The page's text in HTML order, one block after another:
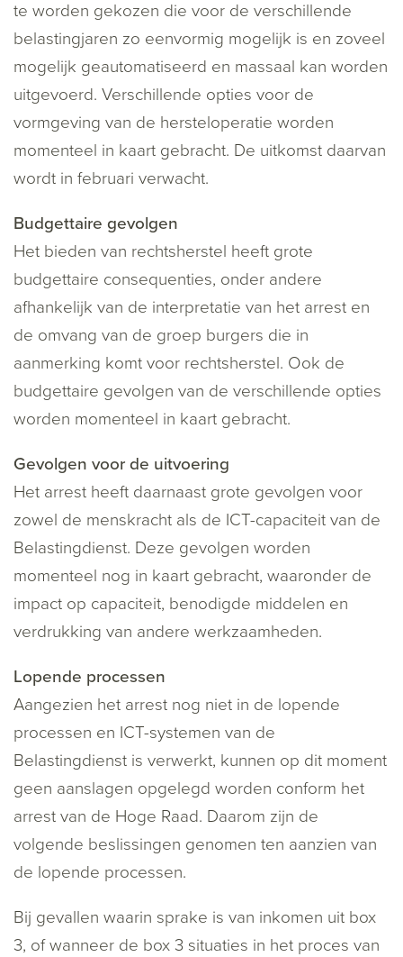
te worden gekozen die voor de verschillende
belastingjaren zo eenvormig mogelijk is en zoveel
mogelijk geautomatiseerd en massaal kan worden
uitgevoerd. Verschillende opties voor de
vormgeving van de hersteloperatie worden
momenteel in kaart gebracht. De uitkomst daarvan
wordt in februari verwacht.
Budgettaire gevolgen
Het bieden van rechtsherstel heeft grote
budgettaire consequenties, onder andere
afhankelijk van de interpretatie van het arrest en
de omvang van de groep burgers die in
aanmerking komt voor rechtsherstel. Ook de
budgettaire gevolgen van de verschillende opties
worden momenteel in kaart gebracht.
Gevolgen voor de uitvoering
Het arrest heeft daarnaast grote gevolgen voor
zowel de menskracht als de ICT-capaciteit van de
Belastingdienst. Deze gevolgen worden
momenteel nog in kaart gebracht, waaronder de
impact op capaciteit, benodigde middelen en
verdrukking van andere werkzaamheden.
Lopende processen
Aangezien het arrest nog niet in de lopende
processen en ICT-systemen van de
Belastingdienst is verwerkt, kunnen op dit moment
geen aanslagen opgelegd worden conform het
arrest van de Hoge Raad. Daarom zijn de
volgende beslissingen genomen ten aanzien van
de lopende processen.
Bij gevallen waarin sprake is van inkomen uit box
3, of wanneer de box 3 situaties in het proces van